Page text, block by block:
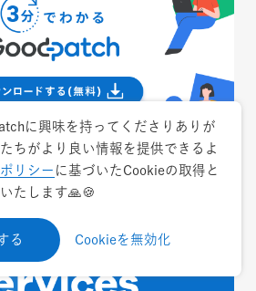
に興味を持ってくださりありが
ちがより良い情報を提供できるよ
リシー に基づいたCookieの取得と
たします🙏🍪
る Cookieを無効化